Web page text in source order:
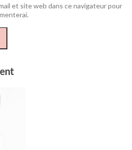
et site web dans ce navigateur pour